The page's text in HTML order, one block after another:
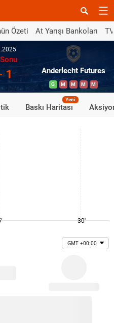
Özeti At Yarışı Bankoları
1 Anderlecht Futures
G M M M M
Baskı Haritası
Yeni
30'
GMT +00:00